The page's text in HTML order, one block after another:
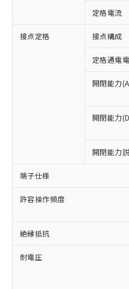
定格電流
接点定格 接点構成
定格通電
開閉能力
開閉能力
開閉能力
端子仕様
許容操作頻度
絶縁抵抗
耐電圧
ご利用条件
ご利用ください。
本サービス
商品の当社
(税抜)を提供
当社制御機
本サービス
ことをご了承
在庫状況およ
対応済み：EU
非含有に対応した
対応予定：EU
有に対応した製品
対応予定なし：
非含有に非対応の
定はありません。
調査・確認中：
非含有の対応状況
害物質有無と関係
仕入先様の事情に
いたものが、含有
むを得ず変更する
※1 中国
「○」：最大均質
基準値以下である
「×」：最大均質
基準値を超えてい
「－」：未確認で
当社は、こ
為替および外